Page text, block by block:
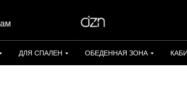
ДЛЯ СПАЛЕН ОБЕДЕННАЯ ЗОНА